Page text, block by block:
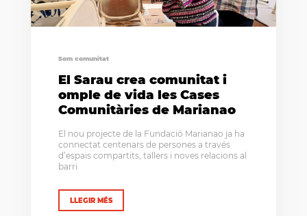
Som comunitat
El Sarau crea comunitat i
omple de vida les Cases
Comunitàries de Marianao
El nou projecte de la Fundació Marianao ja ha
connectat centenars de persones a través
d’espais compartits, tallers i noves relacions al
barri
LLEGIR MÉS